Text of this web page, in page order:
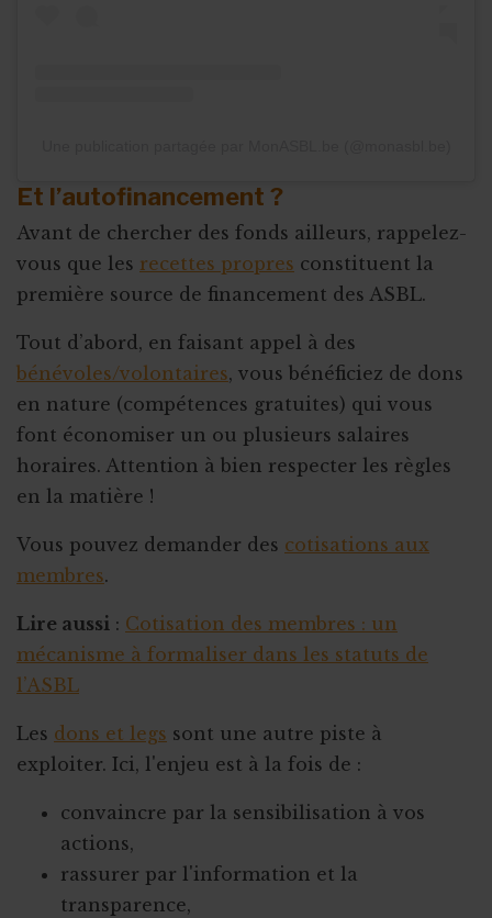
Et l’autofinancement ?
Avant de chercher des fonds ailleurs, rappelez-
vous que les recettes propres constituent la
première source de financement des ASBL.
Tout d’abord, en faisant appel à des
bénévoles/volontaires, vous bénéficiez de dons
en nature (compétences gratuites) qui vous
font économiser un ou plusieurs salaires
horaires. Attention à bien respecter les règles
en la matière !
Vous pouvez demander des cotisations aux
membres.
Lire aussi : Cotisation des membres : un
mécanisme à formaliser dans les statuts de
l’ASBL
Les dons et legs sont une autre piste à
exploiter. Ici, l'enjeu est à la fois de :
convaincre par la sensibilisation à vos
actions,
rassurer par l'information et la
transparence,